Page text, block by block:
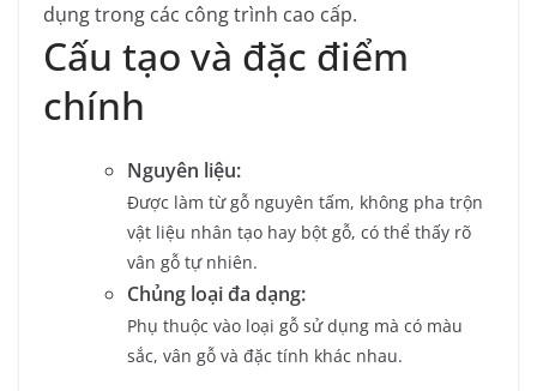
dụng trong các công trình cao cấp.
Cấu tạo và đặc điểm
chính
Nguyên liệu:
Được làm từ gỗ nguyên tấm, không pha trộn
vật liệu nhân tạo hay bột gỗ, có thể thấy rõ
vân gỗ tự nhiên.
Chủng loại đa dạng:
Phụ thuộc vào loại gỗ sử dụng mà có màu
sắc, vân gỗ và đặc tính khác nhau.